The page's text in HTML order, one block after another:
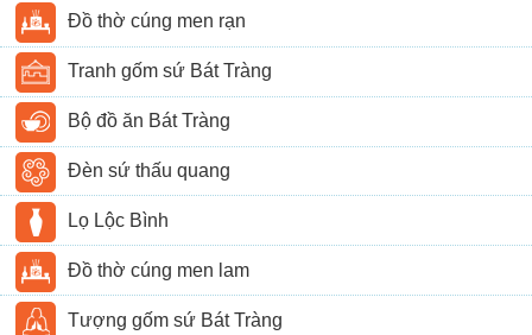
Đồ thờ cúng men rạn
Tranh gốm sứ Bát Tràng
Bộ đồ ăn Bát Tràng
Đèn sứ thấu quang
Lọ Lộc Bình
Đồ thờ cúng men lam
Tượng gốm sứ Bát Tràng